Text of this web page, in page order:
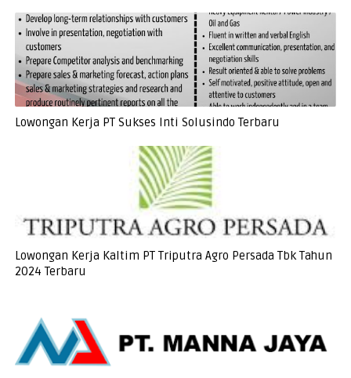
Lowongan Kerja PT Sukses Inti Solusindo Terbaru
Lowongan Kerja Kaltim PT Triputra Agro Persada Tbk Tahun
2024 Terbaru